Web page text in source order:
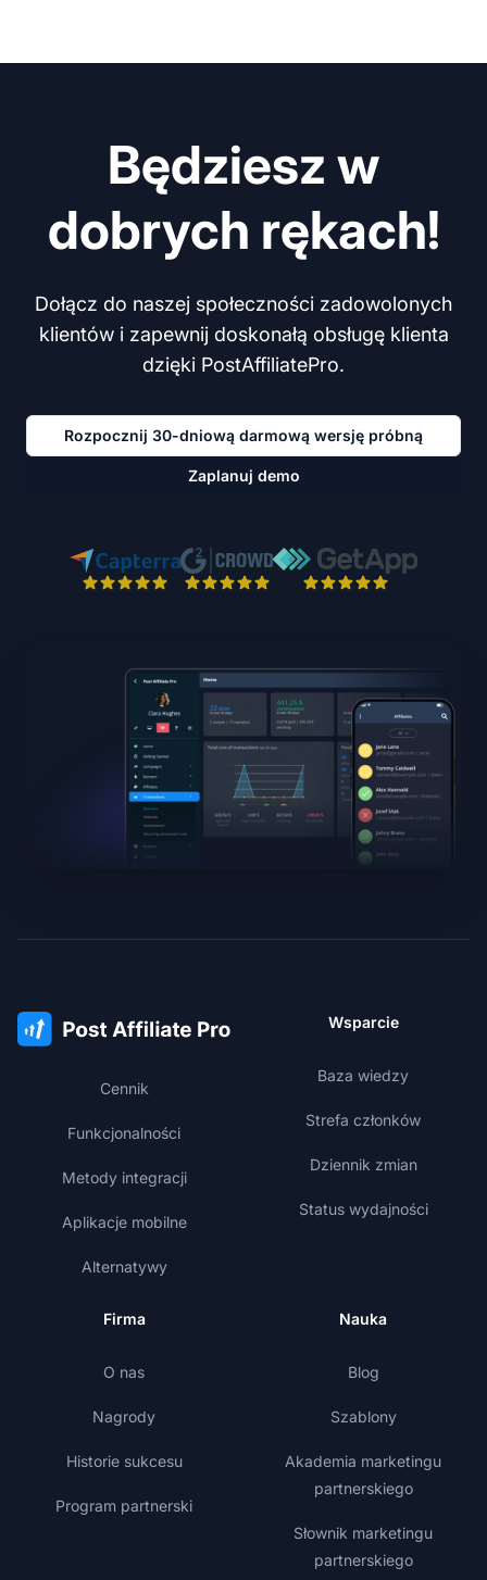
Będziesz w
dobrych rękach!
Dołącz do naszej społeczności zadowolonych
klientów i zapewnij doskonałą obsługę klienta
dzięki PostAffiliatePro.
Rozpocznij 30-dniową darmową wersję próbną
Zaplanuj demo
Cennik
Funkcjonalności
Metody integracji
Aplikacje mobilne
Alternatywy
Wsparcie
Baza wiedzy
Strefa członków
Dziennik zmian
Status wydajności
Firma
O nas
Nagrody
Historie sukcesu
Program partnerski
Nauka
Blog
Szablony
Akademia marketingu
partnerskiego
Słownik marketingu
partnerskiego